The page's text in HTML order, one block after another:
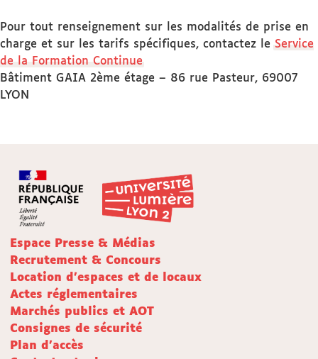
Pour tout renseignement sur les modalités de prise en
charge et sur les tarifs spécifiques, contactez le Service
de la Formation Continue
Bâtiment GAIA 2ème étage – 86 rue Pasteur, 69007
LYON
Espace Presse & Médias
Recrutement & Concours
Location d'espaces et de locaux
Actes réglementaires
Marchés publics et AOT
Consignes de sécurité
Plan d'accès